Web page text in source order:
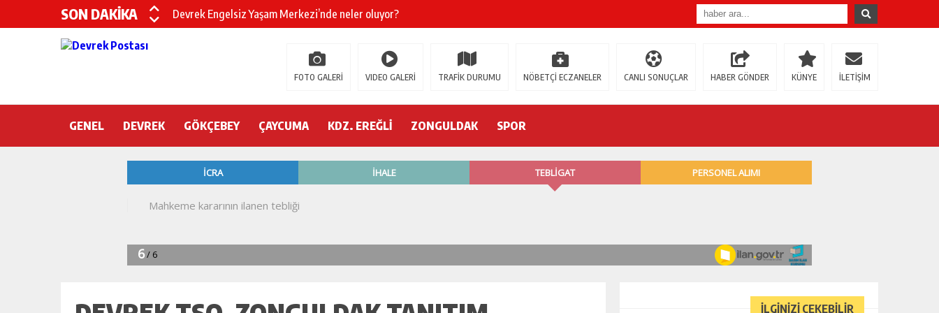
SON DAKİKA
Devrek Engelsiz Yaşam Merkezi’nde neler oluyor?
TTK’DA GÖÇÜK! ÇOK SAYIDA İŞÇİ GÖÇÜK ALTINDA!
FOTO GALERİ VIDEO GALERİ TRAFİK DURUMU NÖBETÇİ ECZANELER CANLI SONUÇLAR HABER GÖNDER KÜNYE İLETİŞİM
GENEL DEVREK GÖKÇEBEY ÇAYCUMA KDZ. EREĞLİ ZONGULDAK SPOR
İLGİNİZİ ÇEKEBİLİR